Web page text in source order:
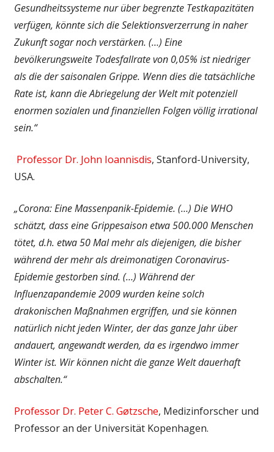
Gesundheitssysteme nur über begrenzte Testkapazitäten
verfügen, könnte sich die Selektionsverzerrung in naher
Zukunft sogar noch verstärken. (…) Eine
bevölkerungsweite Todesfallrate von 0,05% ist niedriger
als die der saisonalen Grippe. Wenn dies die tatsächliche
Rate ist, kann die Abriegelung der Welt mit potenziell
enormen sozialen und finanziellen Folgen völlig irrational
sein.“
Professor Dr. John Ioannisdis, Stanford-University,
USA.
„Corona: Eine Massenpanik-Epidemie. (…) Die WHO
schätzt, dass eine Grippesaison etwa 500.000 Menschen
tötet, d.h. etwa 50 Mal mehr als diejenigen, die bisher
während der mehr als dreimonatigen Coronavirus-
Epidemie gestorben sind. (…) Während der
Influenzapandemie 2009 wurden keine solch
drakonischen Maßnahmen ergriffen, und sie können
natürlich nicht jeden Winter, der das ganze Jahr über
andauert, angewandt werden, da es irgendwo immer
Winter ist. Wir können nicht die ganze Welt dauerhaft
abschalten.“
Professor Dr. Peter C. Gøtzsche, Medizinforscher und
Professor an der Universität Kopenhagen.